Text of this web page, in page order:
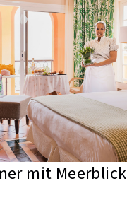
mit Meerblick